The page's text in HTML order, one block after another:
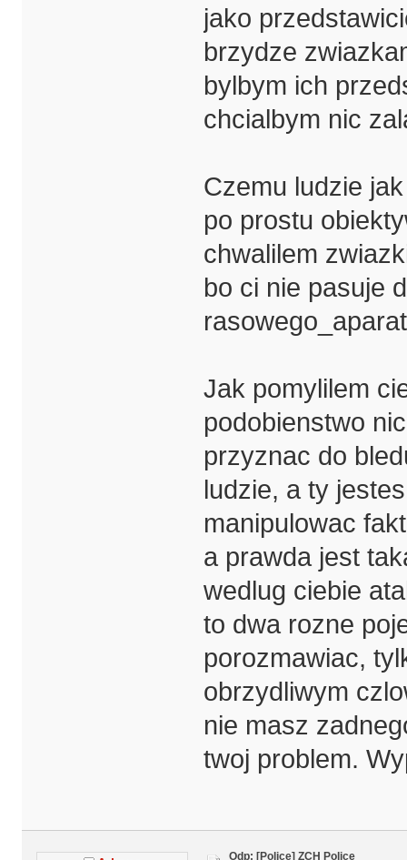
jako
brzydze
bylbym ich
chcialbym nic
Czemu ludzie
po prostu
chwalilem
bo ci nie pasuje
Jak pomylilem
podobienstwo
przyznac do
ludzie, a ty
manipulowac
a prawda jest
wedlug ciebie
to dwa rozne
porozmawiac,
obrzydliwym
nie masz
twoj problem.
Odp: [Police] ZCH Police